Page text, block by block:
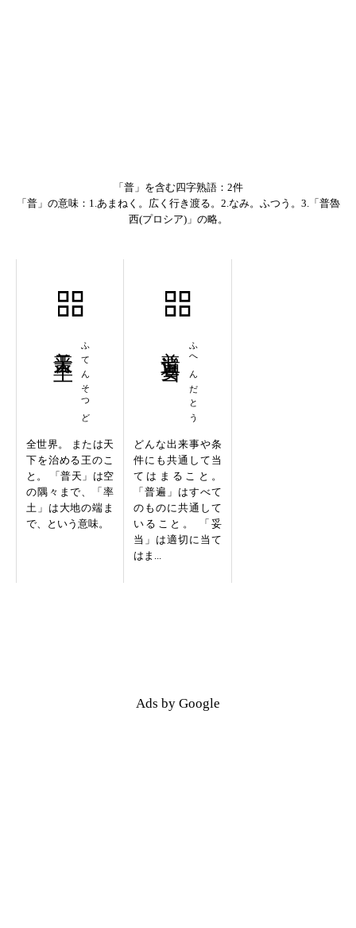
「普」を含む四字熟語：2件
「普」の意味：1.あまねく。広く行き渡る。2.なみ。ふつう。3.「普魯
西(プロシア)」の略。
ふてんそつど
全世界。 または天
下を治める王のこ
と。 「普天」は空
の隅々まで、「率
土」は大地の端ま
で、という意味。
ふへんだとう
どんな出来事や条
件にも共通して当
てはまること。
「普遍」はすべて
のものに共通して
いること。 「妥
当」は適切に当て
はま...
Ads by Google